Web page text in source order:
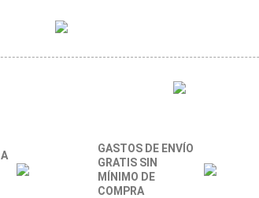
GASTOS DE ENVÍO
GRATIS SIN
MÍNIMO DE
COMPRA